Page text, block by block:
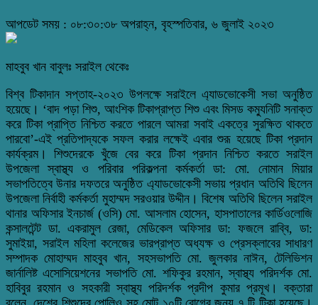
আপডেট সময় : ০৮:৩০:৩৮ অপরাহ্ন, বৃহস্পতিবার, ৬ জুলাই ২০২৩
মাহবুব খান বাবুলঃ সরাইল থেকেঃ
বিশ্ব টিকাদান সপ্তাহ-২০২৩ উপলক্ষে সরাইলে এ্যাডভোকেসী সভা অনুষ্ঠিত
হয়েছে। ‘বাদ পড়া শিশু, আংশিক টিকাপ্রাপ্ত শিশু এবং মিসড কম্যুনিটি সনাক্ত
করে টিকা প্রাপ্তি নিশ্চিত করতে পারলে আমরা সবাই একত্রে সুরক্ষিত থাকতে
পারবো’-এই প্রতিপাদ্যকে সফল করার লক্ষেই এবার শুরূ হয়েছে টিকা প্রদান
কার্যক্রম। শিশুদেরকে খুঁজে বের করে টিকা প্রদান নিশ্চিত করতে সরাইল
উপজেলা স্বাস্থ্য ও পরিবার পরিকল্পনা কর্মকর্তা ডা: মো. নোমান মিয়ার
সভাপতিত্বে উনার দফতরে অনুষ্ঠিত এ্যাডভোকেসী সভায় প্রধান অতিথি ছিলেন
উপজেলা নির্বাহী কর্মকর্তা মুহাম্মদ সরওয়ার উদ্দীন। বিশেষ অতিথি ছিলেন সরাইল
থানার অফিসার ইনচার্জ (ওসি) মো. আসলাম হোসেন, হাসপাতালের কার্ডিওলোজি
কন্সালটেন্ট ডা. একরামুল রেজা, মেডিকেল অফিসার ডা: ফজলে রাব্বি, ডা:
সুমাইয়া, সরাইল মহিলা কলেজের ভারপ্রাপ্ত অধ্যক্ষ ও প্রেসক্লাবের সাধারণ
সম্পাদক মোহাম্মদ মাহবুব খান, সহসভাপতি মো. জুলকার নাঈন, টেলিভিশন
জার্নালিষ্ট এসোসিয়েশনের সভাপতি মো. শফিকুর রহমান, স্বাস্থ্য পরিদর্শক মো.
হাবিবুর রহমান ও সহকারী স্বাস্থ্য পরিদর্শক প্রদীপ কুমার প্রমূখ। বক্তারা